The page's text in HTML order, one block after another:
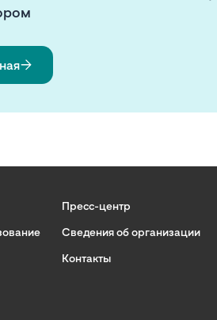
Пресс-центр
Сведения об организации
Контакты